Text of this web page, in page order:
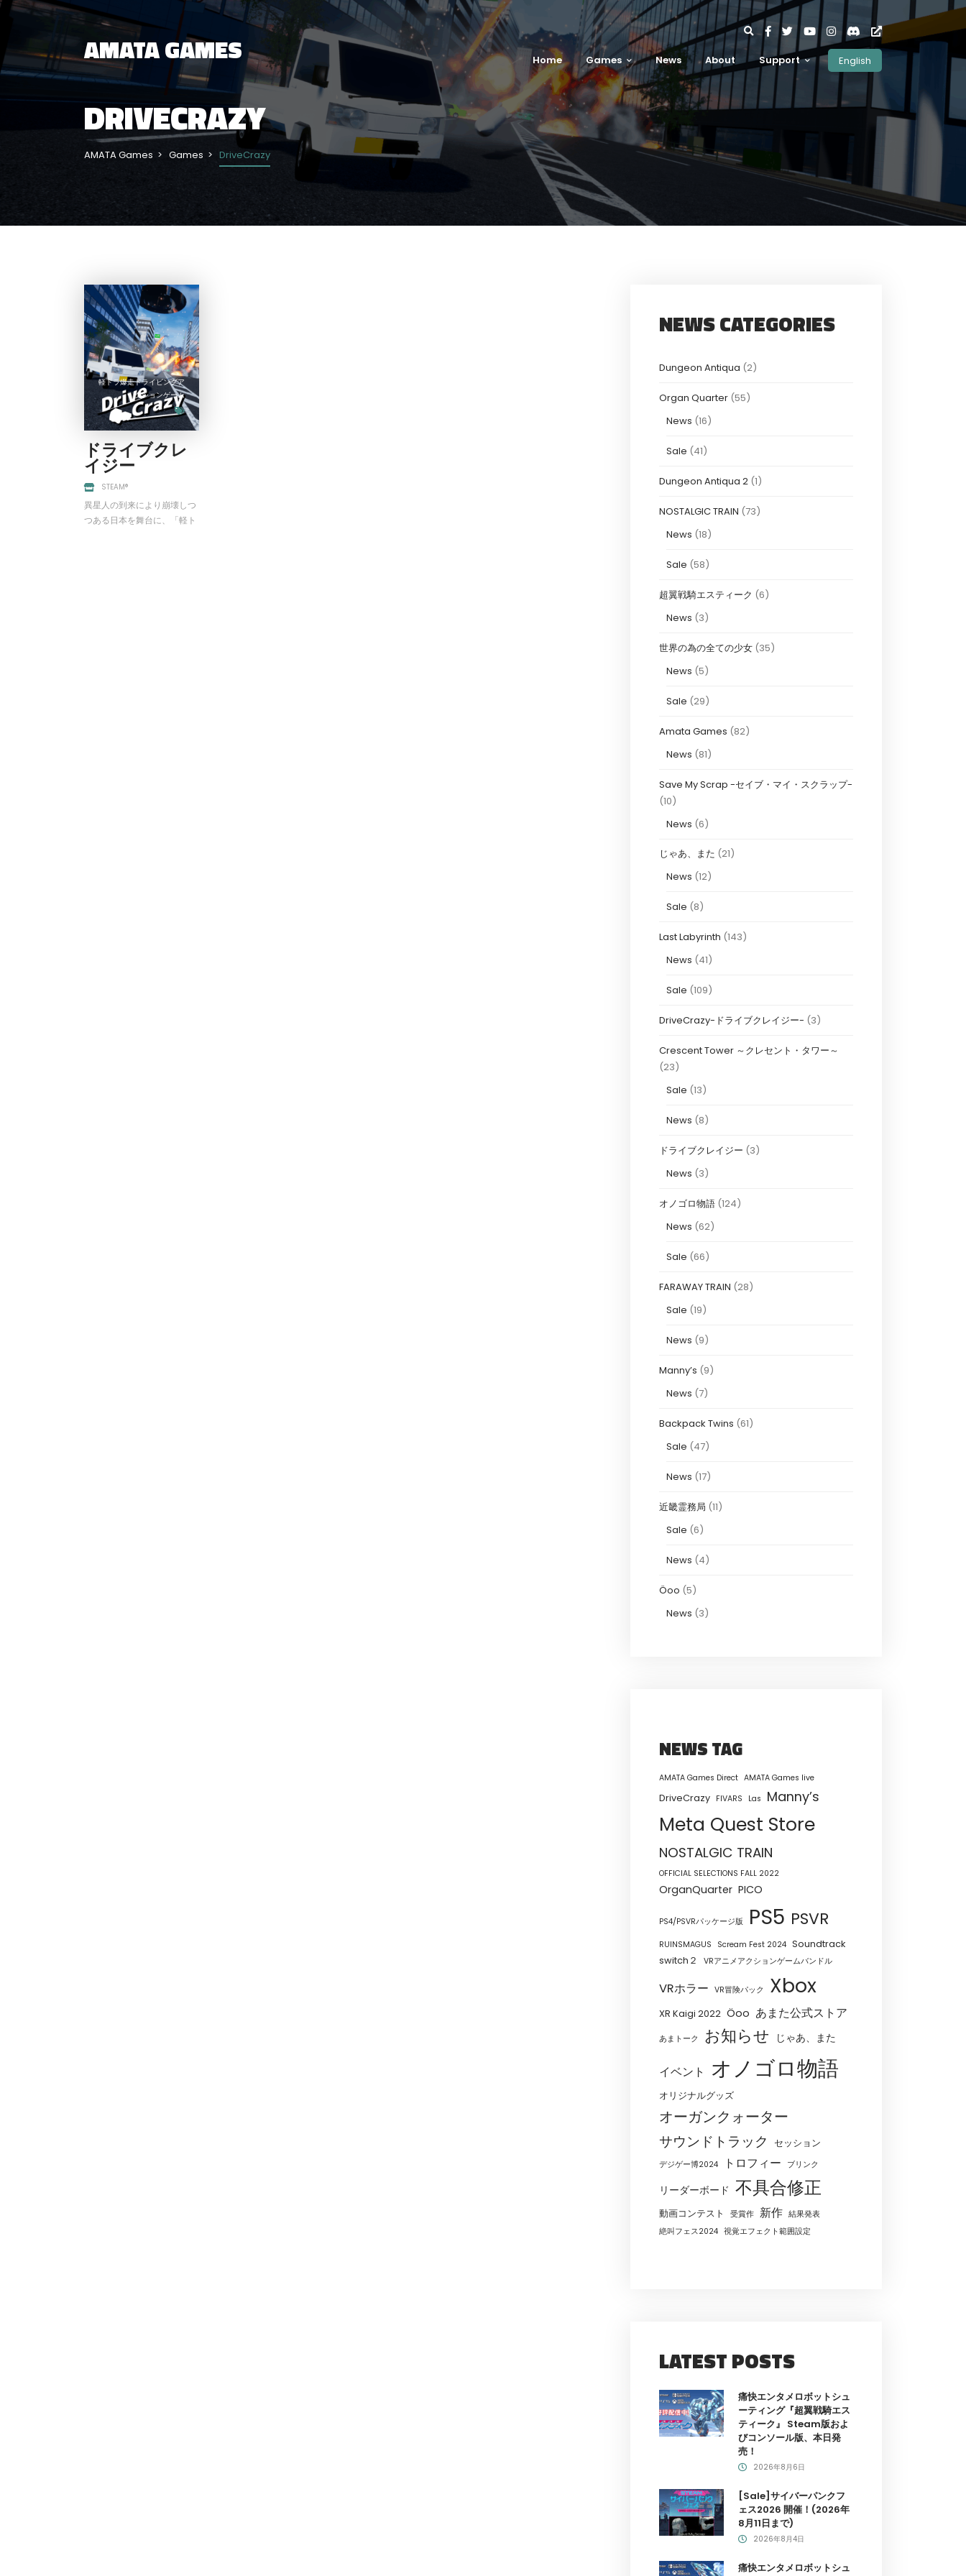
AMATA GAMES Home Games News About Support English
DRIVECRAZY
AMATA Games Games DriveCrazy
軽トラ爆走ドライビングア
クションゲーム
ドライブクレ
イジー
STEAM®
異星人の到来により崩壊しつ
つある日本を舞台に、「軽ト
NEWS CATEGORIES
Dungeon Antiqua (2)
Organ Quarter (55)
News (16)
Sale (41)
Dungeon Antiqua 2 (1)
NOSTALGIC TRAIN (73)
News (18)
Sale (58)
超翼戦騎エスティーク (6)
News (3)
世界の為の全ての少女 (35)
News (5)
Sale (29)
Amata Games (82)
News (81)
Save My Scrap -セイブ・マイ・スクラップ-
(10)
News (6)
じゃあ、また (21)
News (12)
Sale (8)
Last Labyrinth (143)
News (41)
Sale (109)
DriveCrazy-ドライブクレイジー- (3)
Crescent Tower ～クレセント・タワー～
(23)
Sale (13)
News (8)
ドライブクレイジー (3)
News (3)
オノゴロ物語 (124)
News (62)
Sale (66)
FARAWAY TRAIN (28)
Sale (19)
News (9)
Manny’s (9)
News (7)
Backpack Twins (61)
Sale (47)
News (17)
近畿霊務局 (11)
Sale (6)
News (4)
Öoo (5)
News (3)
NEWS TAG
AMATA Games Direct AMATA Games live
DriveCrazy FIVARS Las Manny’s
Meta Quest Store
NOSTALGIC TRAIN
OFFICIAL SELECTIONS FALL 2022
OrganQuarter PICO
PS4/PSVRパッケージ版 PS5 PSVR
RUINSMAGUS Scream Fest 2024 Soundtrack
switch２
VRアニメアクションゲームバンドル
VRホラー VR冒険パック Xbox
XR Kaigi 2022 Öoo あまた公式ストア
あまトーク お知らせ じゃあ、また
イベント オノゴロ物語
オリジナルグッズ
オーガンクォーター
サウンドトラック セッション
デジゲー博2024 トロフィー ブリンク
リーダーボード 不具合修正
動画コンテスト 受賞作 新作 結果発表
絶叫フェス2024 視覚エフェクト範囲設定
LATEST POSTS
痛快エンタメロボットシュ
ーティング『超翼戦騎エス
ティーク』 Steam版およ
びコンソール版、本日発
売！
2026年8月6日
[Sale]サイバーパンクフ
ェス2026 開催！(2026年
8月11日まで)
2026年8月4日
痛快エンタメロボットシュ